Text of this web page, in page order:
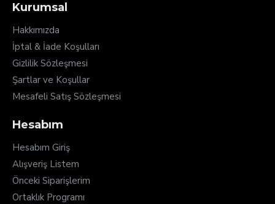
Kurumsal
Hakkımızda
İptal & İade Koşulları
Gizlilik Sözleşmesi
Şartlar ve Koşullar
Mesafeli Satış Sözleşmesi
Hesabım
Hesabım Giriş
Alışveriş Listem
Önceki Siparişlerim
Ortaklık Programı